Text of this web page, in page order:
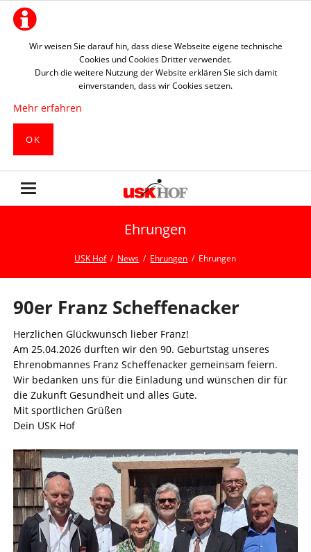
Wir weisen Sie darauf hin, dass diese Webseite eigene technische
Cookies und Cookies Dritter verwendet.
Durch die weitere Nutzung der Website erklären Sie sich damit
einverstanden, dass wir Cookies setzen.
Mehr erfahren
OK
Ehrungen
USK Hof News Ehrungen Ehrungen
90er Franz Scheffenacker
Herzlichen Glückwunsch lieber Franz!
Am 25.04.2026 durften wir den 90. Geburtstag unseres
Ehrenobmannes Franz Scheffenacker gemeinsam feiern.
Wir bedanken uns für die Einladung und wünschen dir für
die Zukunft Gesundheit und alles Gute.
Mit sportlichen Grüßen
Dein USK Hof